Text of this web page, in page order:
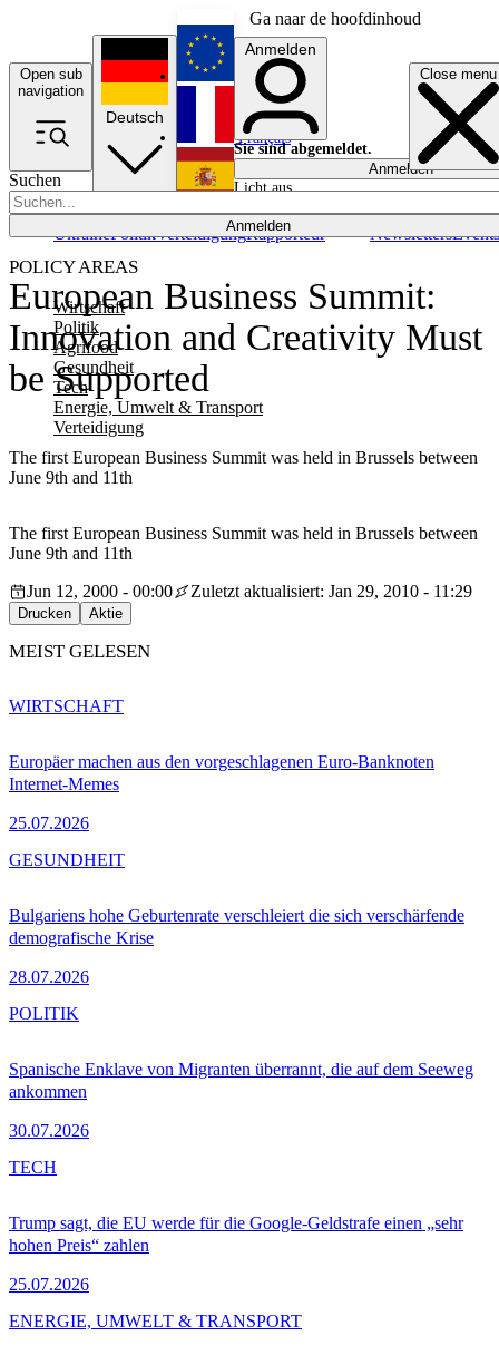
Ga naar de hoofdinhoud
Open sub
navigation
Close menu
Suchen
Anmelden
POLICY AREAS
Wirtschaft
Politik
Agrifood
Gesundheit
Tech
Energie, Umwelt & Transport
Verteidigung
UkrainePolitikVerteidigungRapporteur NewslettersEvents
Deutsch
English
Français
Anmelden
Sie sind abgemeldet.
Anmelden
Licht aus
European Business Summit:
Innovation and Creativity Must
be Supported
The first European Business Summit was held in Brussels between
June 9th and 11th
The first European Business Summit was held in Brussels between
June 9th and 11th
Jun 12, 2000 - 00:00
Zuletzt aktualisiert: Jan 29, 2010 - 11:29
Drucken Aktie
MEIST GELESEN
Europäer machen aus den vorgeschlagenen Euro-Banknoten
Internet-Memes
25.07.2026
WIRTSCHAFT
Bulgariens hohe Geburtenrate verschleiert die sich verschärfende
demografische Krise
28.07.2026
GESUNDHEIT
Spanische Enklave von Migranten überrannt, die auf dem Seeweg
ankommen
30.07.2026
POLITIK
Trump sagt, die EU werde für die Google-Geldstrafe einen „sehr
hohen Preis“ zahlen
25.07.2026
TECH
ENERGIE, UMWELT & TRANSPORT